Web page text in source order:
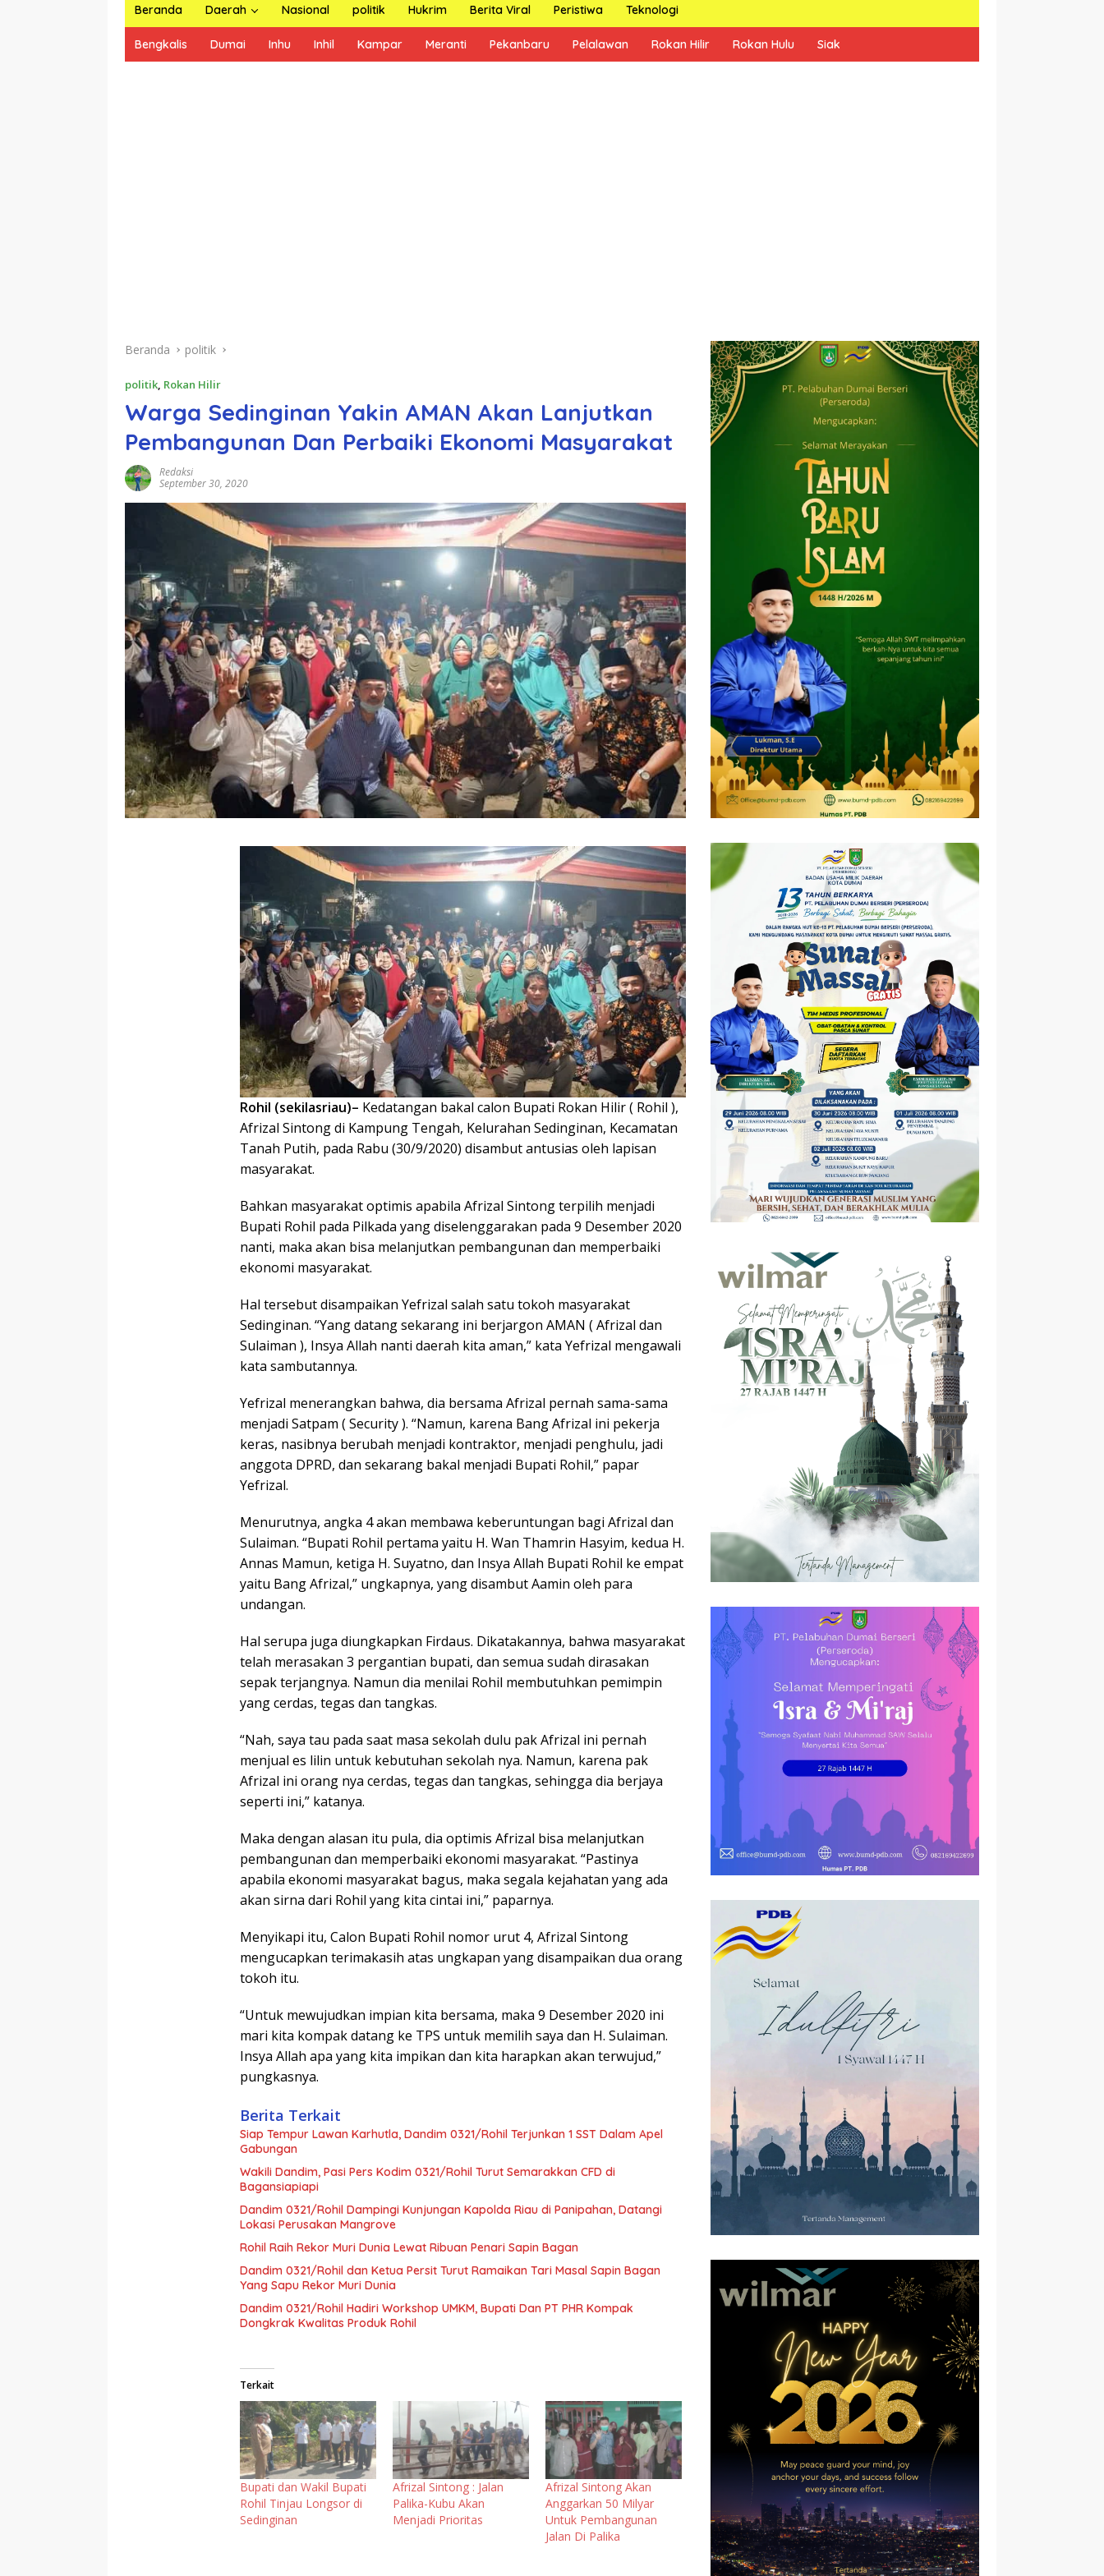
Beranda Daerah Nasional politik Hukrim Berita Viral Peristiwa Teknologi
Bengkalis Dumai Inhu Inhil Kampar Meranti Pekanbaru Pelalawan Rokan Hilir Rokan Hulu Siak
Beranda politik
politik, Rokan Hilir
Warga Sedinginan Yakin AMAN Akan Lanjutkan
Pembangunan Dan Perbaiki Ekonomi Masyarakat
Redaksi
September 30, 2020
Rohil (sekilasriau)– Kedatangan bakal calon Bupati Rokan Hilir ( Rohil ),
Afrizal Sintong di Kampung Tengah, Kelurahan Sedinginan, Kecamatan
Tanah Putih, pada Rabu (30/9/2020) disambut antusias oleh lapisan
masyarakat.
Bahkan masyarakat optimis apabila Afrizal Sintong terpilih menjadi
Bupati Rohil pada Pilkada yang diselenggarakan pada 9 Desember 2020
nanti, maka akan bisa melanjutkan pembangunan dan memperbaiki
ekonomi masyarakat.
Hal tersebut disampaikan Yefrizal salah satu tokoh masyarakat
Sedinginan. “Yang datang sekarang ini berjargon AMAN ( Afrizal dan
Sulaiman ), Insya Allah nanti daerah kita aman,” kata Yefrizal mengawali
kata sambutannya.
Yefrizal menerangkan bahwa, dia bersama Afrizal pernah sama-sama
menjadi Satpam ( Security ). “Namun, karena Bang Afrizal ini pekerja
keras, nasibnya berubah menjadi kontraktor, menjadi penghulu, jadi
anggota DPRD, dan sekarang bakal menjadi Bupati Rohil,” papar
Yefrizal.
Menurutnya, angka 4 akan membawa keberuntungan bagi Afrizal dan
Sulaiman. “Bupati Rohil pertama yaitu H. Wan Thamrin Hasyim, kedua H.
Annas Mamun, ketiga H. Suyatno, dan Insya Allah Bupati Rohil ke empat
yaitu Bang Afrizal,” ungkapnya, yang disambut Aamin oleh para
undangan.
Hal serupa juga diungkapkan Firdaus. Dikatakannya, bahwa masyarakat
telah merasakan 3 pergantian bupati, dan semua sudah dirasakan
sepak terjangnya. Namun dia menilai Rohil membutuhkan pemimpin
yang cerdas, tegas dan tangkas.
“Nah, saya tau pada saat masa sekolah dulu pak Afrizal ini pernah
menjual es lilin untuk kebutuhan sekolah nya. Namun, karena pak
Afrizal ini orang nya cerdas, tegas dan tangkas, sehingga dia berjaya
seperti ini,” katanya.
Maka dengan alasan itu pula, dia optimis Afrizal bisa melanjutkan
pembangunan dan memperbaiki ekonomi masyarakat. “Pastinya
apabila ekonomi masyarakat bagus, maka segala kejahatan yang ada
akan sirna dari Rohil yang kita cintai ini,” paparnya.
Menyikapi itu, Calon Bupati Rohil nomor urut 4, Afrizal Sintong
mengucapkan terimakasih atas ungkapan yang disampaikan dua orang
tokoh itu.
“Untuk mewujudkan impian kita bersama, maka 9 Desember 2020 ini
mari kita kompak datang ke TPS untuk memilih saya dan H. Sulaiman.
Insya Allah apa yang kita impikan dan kita harapkan akan terwujud,”
pungkasnya.
Berita Terkait
Siap Tempur Lawan Karhutla, Dandim 0321/Rohil Terjunkan 1 SST Dalam Apel
Gabungan
Wakili Dandim, Pasi Pers Kodim 0321/Rohil Turut Semarakkan CFD di
Bagansiapiapi
Dandim 0321/Rohil Dampingi Kunjungan Kapolda Riau di Panipahan, Datangi
Lokasi Perusakan Mangrove
Rohil Raih Rekor Muri Dunia Lewat Ribuan Penari Sapin Bagan
Dandim 0321/Rohil dan Ketua Persit Turut Ramaikan Tari Masal Sapin Bagan
Yang Sapu Rekor Muri Dunia
Dandim 0321/Rohil Hadiri Workshop UMKM, Bupati Dan PT PHR Kompak
Dongkrak Kwalitas Produk Rohil
Terkait
Bupati dan Wakil Bupati
Rohil Tinjau Longsor di
Sedinginan
Afrizal Sintong : Jalan
Palika-Kubu Akan
Menjadi Prioritas
Afrizal Sintong Akan
Anggarkan 50 Milyar
Untuk Pembangunan
Jalan Di Palika